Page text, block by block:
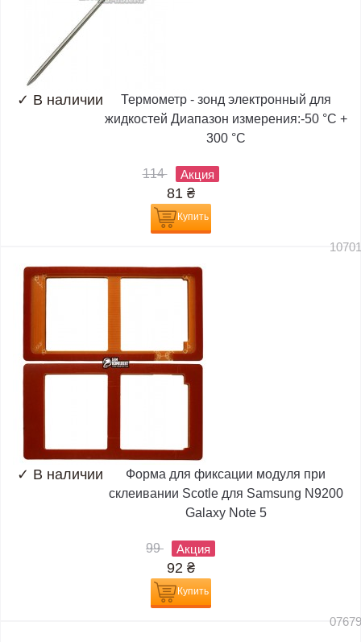
✓ В наличии
Термометр - зонд электронный для
жидкостей Диапазон измерения:-50 °C +
300 °C
114 Акция
81 ₴
Купить
✓ В наличии
Форма для фиксации модуля при
склеивании Scotle для Samsung N9200
Galaxy Note 5
99 Акция
92 ₴
Купить